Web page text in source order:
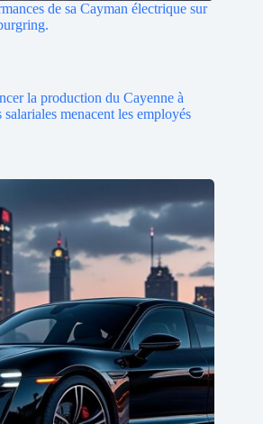
de sa Cayman électrique sur
la production du Cayenne à
menacent les employés